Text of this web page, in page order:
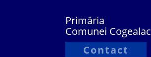
Primăria
Comunei Cogealac
Contact